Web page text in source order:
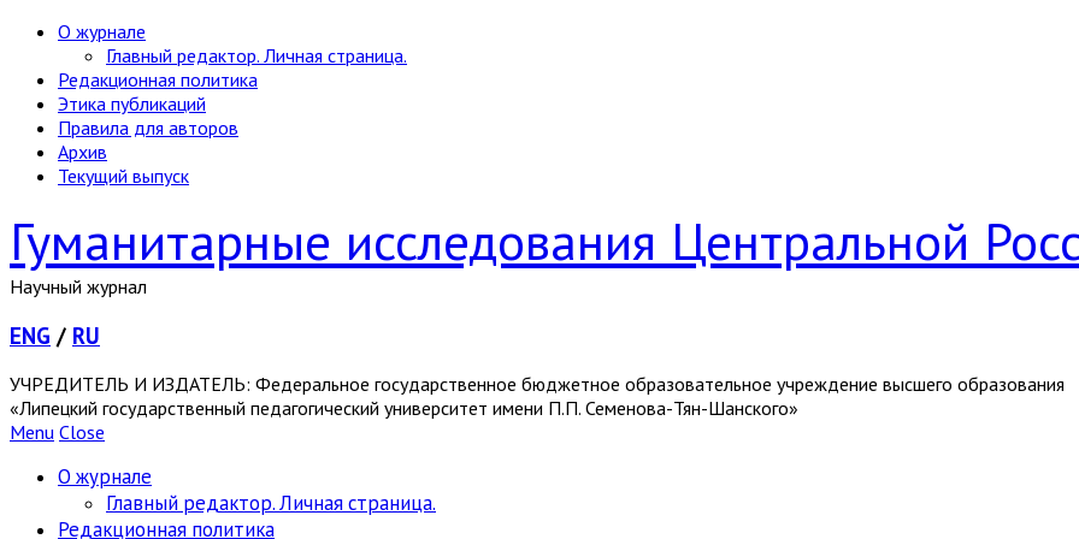
О журнале
Главный редактор. Личная страница.
Редакционная политика
Этика публикаций
Правила для авторов
Архив
Текущий выпуск
Гуманитарные исследования Центральной
Научный журнал
ENG / RU
УЧРЕДИТЕЛЬ И ИЗДАТЕЛЬ: Федеральное государственное бюджетное образовательное учреждение высшего образования
«Липецкий государственный педагогический университет имени П.П. Семенова-Тян-Шанского»
Menu Close
О журнале
Главный редактор. Личная страница.
Редакционная политика